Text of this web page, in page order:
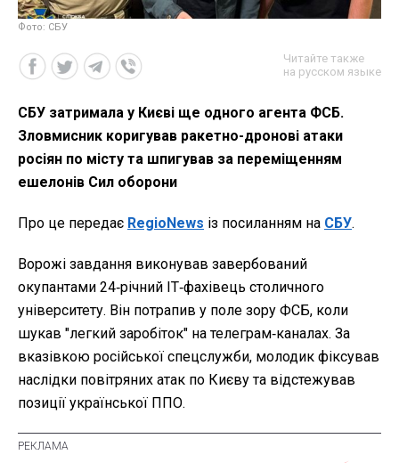
Фото: СБУ
Читайте также
на русском языке
СБУ затримала у Києві ще одного агента ФСБ.
Зловмисник коригував ракетно-дронові атаки
росіян по місту та шпигував за переміщенням
ешелонів Сил оборони
Про це передає RegioNews із посиланням на СБУ.
Ворожі завдання виконував завербований
окупантами 24‑річний ІТ‑фахівець столичного
університету. Він потрапив у поле зору ФСБ, коли
шукав "легкий заробіток" на телеграм‑каналах. За
вказівкою російської спецслужби, молодик фіксував
наслідки повітряних атак по Києву та відстежував
позиції української ППО.